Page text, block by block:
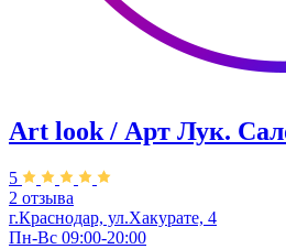
Art look / Арт Лук.
5
2 отзыва
г.Краснодар, ул.Хакурате, 4
Пн-Вс 09:00-20:00